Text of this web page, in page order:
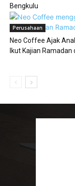
Bengkulu
Perusahaan
Neo Coffee Ajak
Ikut Kajian Ramadan